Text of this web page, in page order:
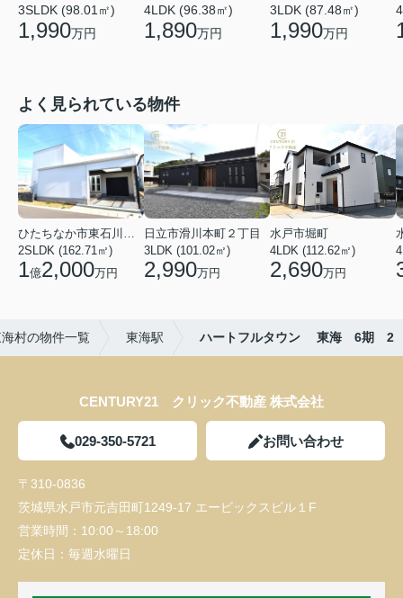
3SLDK (98.01㎡)
1,990万円
4LDK (96.38㎡)
1,890万円
3LDK (87.48㎡)
1,990万円
よく見られている物件
ひたちなか市東石川２丁目
2SLDK (162.71㎡)
1億2,000万円
日立市滑川本町２丁目
3LDK (101.02㎡)
2,990万円
水戸市堀町
4LDK (112.62㎡)
2,690万円
村の物件一覧 東海駅 ハートフルタウン 東海 6期 2
CENTURY21 クリック不動産 株式会社
029-350-5721 お問い合わせ
〒310-0836
茨城県水戸市元吉田町1249-17 エービックスビル１F
営業時間： 10:00～18:00
定休日： 毎週水曜日